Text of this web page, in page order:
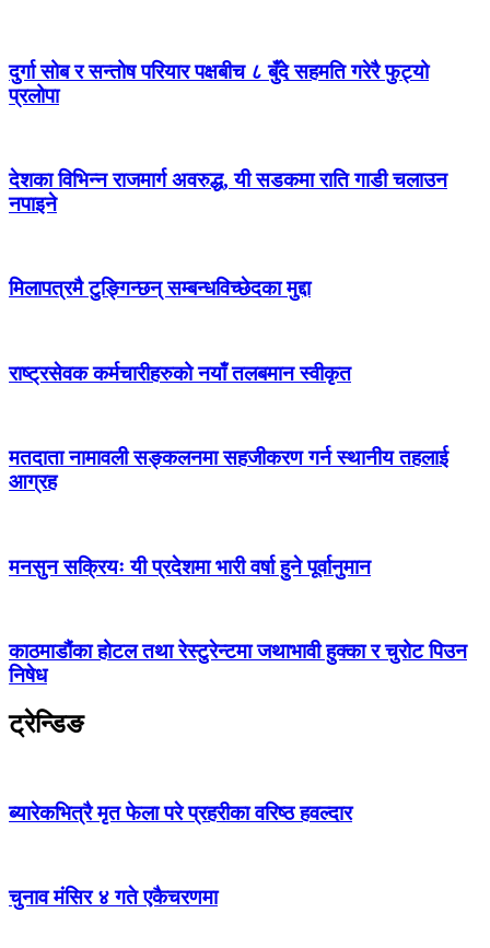
दुर्गा सोब र सन्तोष परियार पक्षबीच ८ बुँदे सहमति गरेरै फुट्यो
प्रलोपा
देशका विभिन्न राजमार्ग अवरुद्ध, यी सडकमा राति गाडी चलाउन
नपाइने
मिलापत्रमै टुङ्गिन्छन् सम्बन्धविच्छेदका मुद्दा
राष्ट्रसेवक कर्मचारीहरुको नयाँ तलबमान स्वीकृत
मतदाता नामावली सङ्कलनमा सहजीकरण गर्न स्थानीय तहलाई
आग्रह
मनसुन सक्रियः यी प्रदेशमा भारी वर्षा हुने पूर्वानुमान
काठमाडौंका होटल तथा रेस्टुरेन्टमा जथाभावी हुक्का र चुरोट पिउन
निषेध
ट्रेन्डिङ
ब्यारेकभित्रै मृत फेला परे प्रहरीका वरिष्ठ हवल्दार
चुनाव मंसिर ४ गते एकैचरणमा